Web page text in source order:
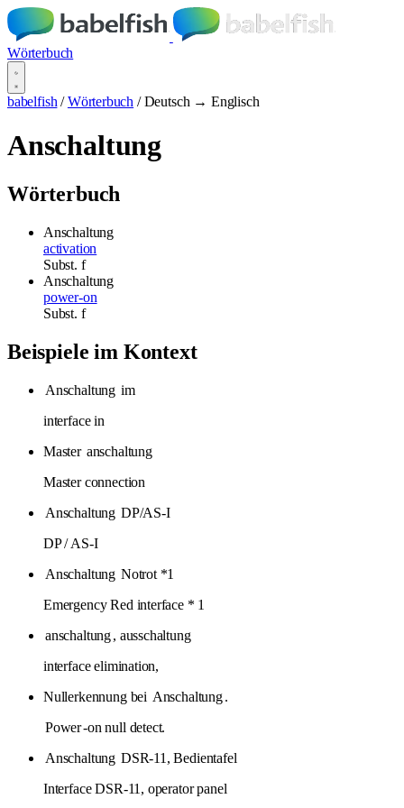
Wörterbuch
babelfish / Wörterbuch / Deutsch → Englisch
Anschaltung
Wörterbuch
Anschaltung
activation
Subst. f
Anschaltung
power-on
Subst. f
Beispiele im Kontext
Anschaltung im
interface in
Master anschaltung
Master connection
Anschaltung DP/AS-I
DP / AS-I
Anschaltung Notrot *1
Emergency Red interface * 1
anschaltung, ausschaltung
interface elimination,
Nullerkennung bei Anschaltung.
Power-on null detect.
Anschaltung DSR-11, Bedientafel
Interface DSR-11, operator panel